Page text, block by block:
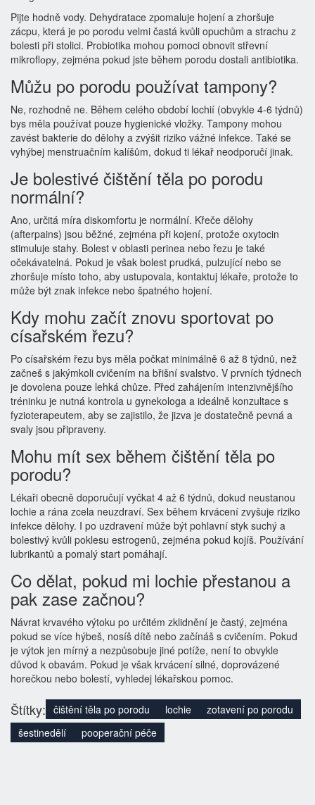
Pijte hodně vody. Dehydratace zpomaluje hojení a zhoršuje
zácpu, která je po porodu velmi častá kvůli opuchům a strachu z
bolesti při stolici. Probiotika mohou pomoci obnovit střevní
mikroflору, zejména pokud jste během porodu dostali antibiotika.
Můžu po porodu používat tampony?
Ne, rozhodně ne. Během celého období lochií (obvykle 4-6 týdnů)
bys měla používat pouze hygienické vložky. Tampony mohou
zavést bakterie do dělohy a zvýšit riziko vážné infekce. Také se
vyhýbej menstruačním kalíšům, dokud ti lékař neodporučí jinak.
Je bolestivé čištění těla po porodu
normální?
Ano, určitá míra diskomfortu je normální. Křeče dělohy
(afterpains) jsou běžné, zejména při kojení, protože oxytocin
stimuluje stahy. Bolest v oblasti perinea nebo řezu je také
očekávatelná. Pokud je však bolest prudká, pulzující nebo se
zhoršuje místo toho, aby ustupovala, kontaktuj lékaře, protože to
může být znak infekce nebo špatného hojení.
Kdy mohu začít znovu sportovat po
císařském řezu?
Po císařském řezu bys měla počkat minimálně 6 až 8 týdnů, než
začneš s jakýmkoli cvičením na břišní svalstvo. V prvních týdnech
je dovolena pouze lehká chůze. Před zahájením intenzivnějšího
tréninku je nutná kontrola u gynekologa a ideálně konzultace s
fyzioterapeutem, aby se zajistilo, že jizva je dostatečně pevná a
svaly jsou připraveny.
Mohu mít sex během čištění těla po
porodu?
Lékaři obecně doporučují vyčkat 4 až 6 týdnů, dokud neustanou
lochie a rána zcela neuzdraví. Sex během krvácení zvyšuje riziko
infekce dělohy. I po uzdravení může být pohlavní styk suchý a
bolestivý kvůli poklesu estrogenů, zejména pokud kojíš. Používání
lubrikantů a pomalý start pomáhají.
Co dělat, pokud mi lochie přestanou a
pak zase začnou?
Návrat krvavého výtoku po určitém zklidnění je častý, zejména
pokud se více hýbeš, nosíš dítě nebo začínáš s cvičením. Pokud
je výtok jen mírný a nezpůsobuje jiné potíže, není to obvykle
důvod k obavám. Pokud je však krvácení silné, doprovázené
horečkou nebo bolestí, vyhledej lékařskou pomoc.
Štítky: čištění těla po porodu lochie
zotavení po porodu
šestinedělí
pooperační péče